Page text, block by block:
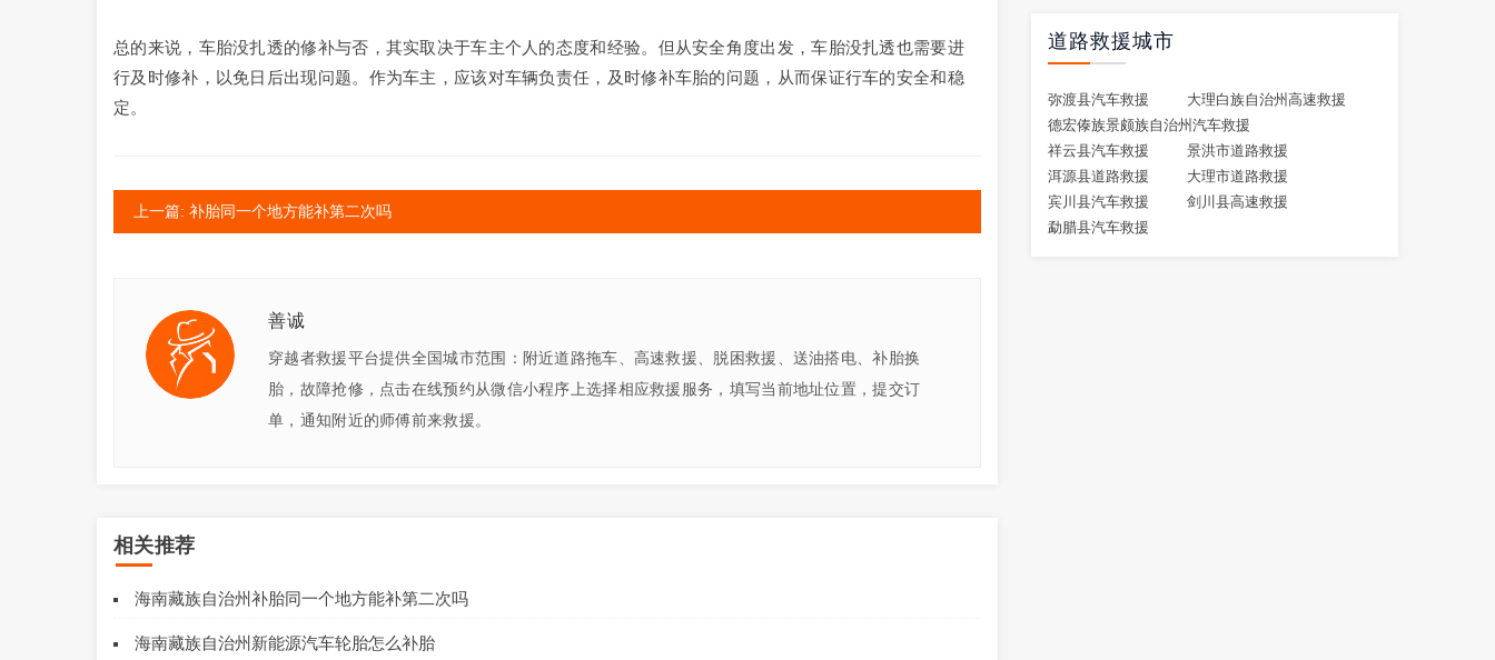
总的来说，车胎没扎透的修补与否，其实取决于车主个人的态度和经验。但从安全角度出发，车胎没扎透也需要进
行及时修补，以免日后出现问题。作为车主，应该对车辆负责任，及时修补车胎的问题，从而保证行车的安全和稳
定。
上一篇: 补胎同一个地方能补第二次吗
善诚
穿越者救援平台提供全国城市范围：附近道路拖车、高速救援、脱困救援、送油搭电、补胎换
胎，故障抢修，点击在线预约从微信小程序上选择相应救援服务，填写当前地址位置，提交订
单，通知附近的师傅前来救援。
相关推荐
海南藏族自治州补胎同一个地方能补第二次吗
海南藏族自治州新能源汽车轮胎怎么补胎
道路救援城市
弥渡县汽车救援
大理白族自治州高速救援
德宏傣族景颇族自治州汽车救援
祥云县汽车救援
景洪市道路救援
洱源县道路救援
大理市道路救援
宾川县汽车救援
剑川县高速救援
勐腊县汽车救援